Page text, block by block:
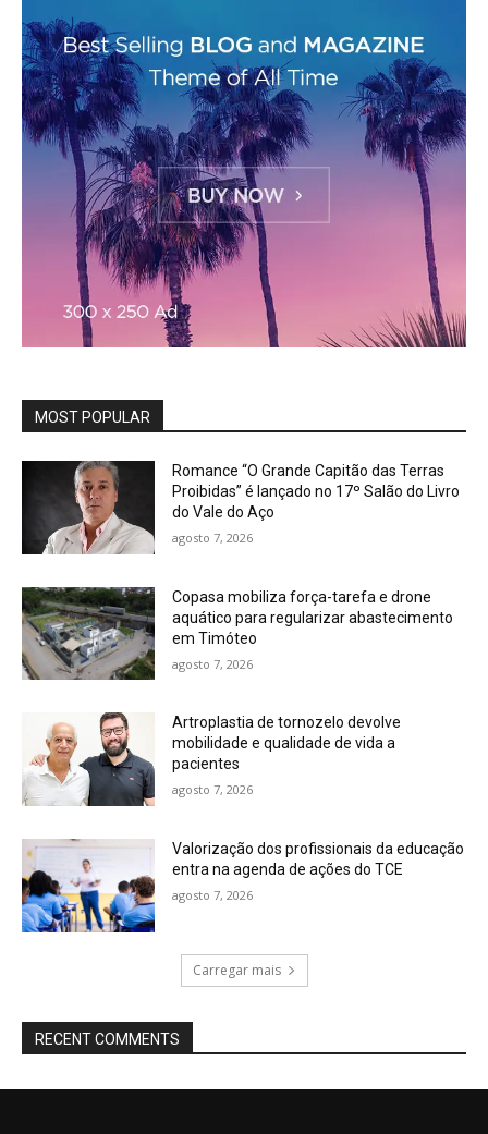
MOST POPULAR
Romance “O Grande Capitão das Terras
Proibidas” é lançado no 17º Salão do Livro
do Vale do Aço
agosto 7, 2026
Copasa mobiliza força-tarefa e drone
aquático para regularizar abastecimento
em Timóteo
agosto 7, 2026
Artroplastia de tornozelo devolve
mobilidade e qualidade de vida a
pacientes
agosto 7, 2026
Valorização dos profissionais da educação
entra na agenda de ações do TCE
agosto 7, 2026
Carregar mais
RECENT COMMENTS